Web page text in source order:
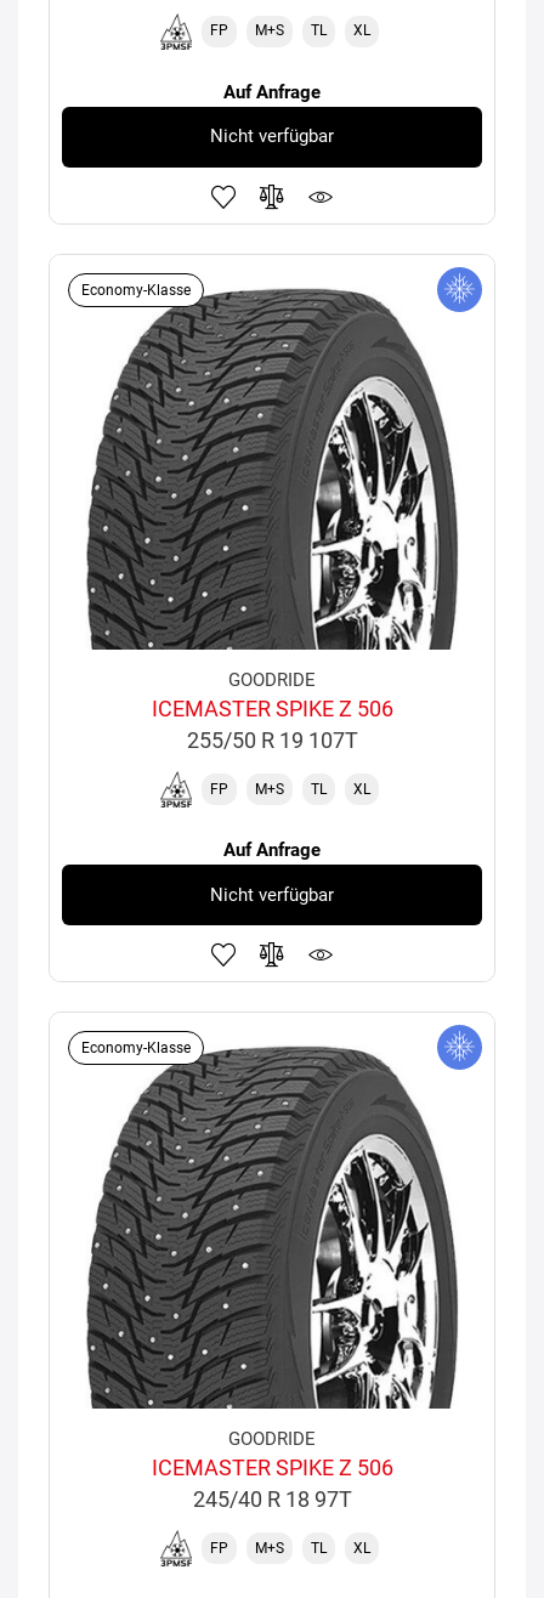
FP M+S TL XL
Auf Anfrage
Nicht verfügbar
Economy-Klasse
GOODRIDE
ICEMASTER SPIKE Z 506
255/50 R 19 107T
FP M+S TL XL
Auf Anfrage
Nicht verfügbar
Economy-Klasse
GOODRIDE
ICEMASTER SPIKE Z 506
245/40 R 18 97T
FP M+S TL XL